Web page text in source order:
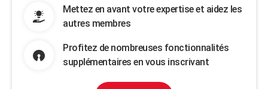
Mettez en avant votre expertise et aidez les
autres membres
Profitez de nombreuses fonctionnalités
supplémentaires en vous inscrivant